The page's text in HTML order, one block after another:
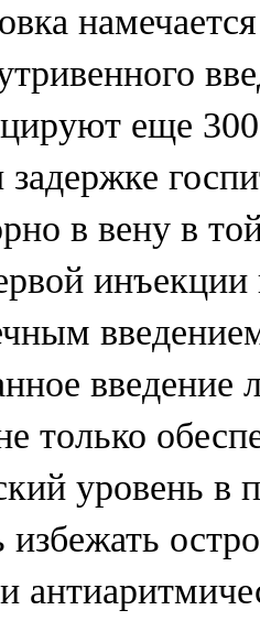
еще 300
в вену в
инъекции
введение
только
уровень в
избежать